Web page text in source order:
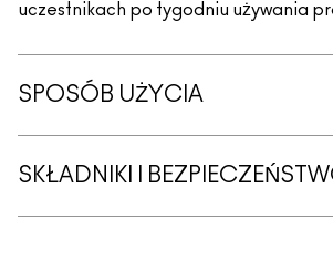
uczestnikach po tygodniu używania
SPOSÓB UŻYCIA
SKŁADNIKI I